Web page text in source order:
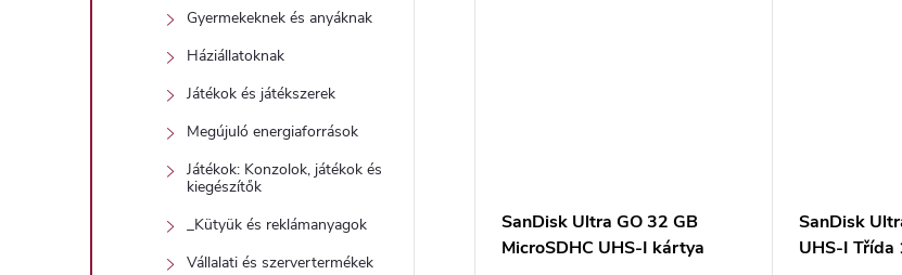
Gyermekeknek és anyáknak
Háziállatoknak
Játékok és játékszerek
Megújuló energiaforrások
Játékok: Konzolok, játékok és
kiegészítők
_Kütyük és reklámanyagok
Vállalati és szervertermékek
SanDisk Ultra GO 32 GB
MicroSDHC UHS-I kártya
SanDisk
UHS-I Třída